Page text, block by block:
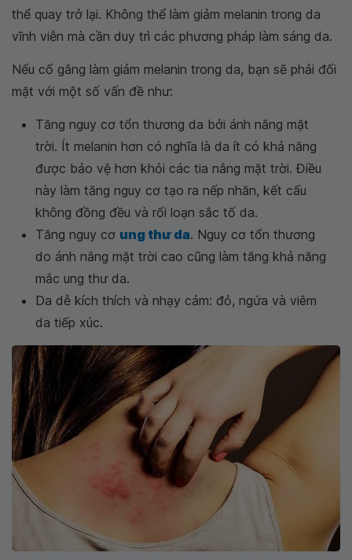
thể quay trở lại. Không thể làm giảm melanin trong da
vĩnh viễn mà cần duy trì các phương pháp làm sáng da.
Nếu cố gắng làm giảm melanin trong da, bạn sẽ phải đối
mặt với một số vấn đề như:
Tăng nguy cơ tổn thương da bởi ánh nắng mặt
trời. Ít melanin hơn có nghĩa là da ít có khả năng
được bảo vệ hơn khỏi các tia nắng mặt trời. Điều
này làm tăng nguy cơ tạo ra nếp nhăn, kết cấu
không đồng đều và rối loạn sắc tố da.
Tăng nguy cơ ung thư da. Nguy cơ tổn thương
do ánh nắng mặt trời cao cũng làm tăng khả năng
mắc ung thư da.
Da dễ kích thích và nhạy cảm: đỏ, ngứa và viêm
da tiếp xúc.